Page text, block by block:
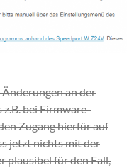
an der
bei Firmware-
Zugang hierfür auf
jetzt nichts mit der
plausibel für den Fall,